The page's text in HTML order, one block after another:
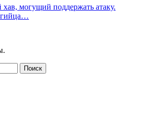
могущий поддержать атаку.